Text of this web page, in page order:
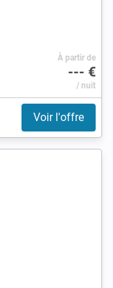
À partir de
--- €
/ nuit
Voir l'offre